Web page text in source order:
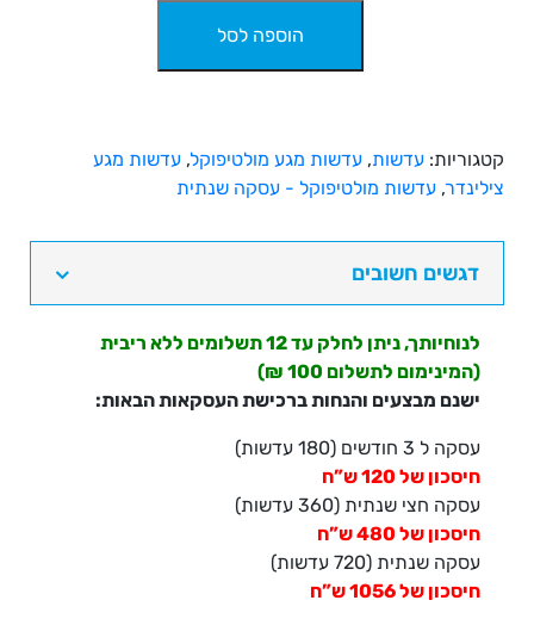
צילינדר
||
אואזיס
מקס
מולטיפוקל
ACUVUE
OASYS
MAX
Day
Multifocal
for
Astigmatism
הוספה לסל
קטגוריות: עדשות, עדשות מגע מולטיפוקל, עדשות מגע
צילינדר, עדשות מולטיפוקל - עסקה שנתית
דגשים חשובים
לנוחיותך, ניתן לחלק עד 12 תשלומים ללא ריבית
(המינימום לתשלום 100 ₪)
ישנם מבצעים והנחות ברכישת העסקאות הבאות:
עסקה ל 3 חודשים (180 עדשות)
חיסכון של 120 ש”ח
עסקה חצי שנתית (360 עדשות)
חיסכון של 480 ש”ח
עסקה שנתית (720 עדשות)
חיסכון של 1056 ש”ח